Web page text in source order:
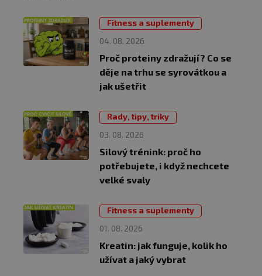
04. 08. 2026
Fitness a suplementy
Proč proteiny zdražují? Co se
děje na trhu se syrovátkou a
jak ušetřit
03. 08. 2026
Rady, tipy, triky
Silový trénink: proč ho
potřebujete, i když nechcete
velké svaly
01. 08. 2026
Fitness a suplementy
Kreatin: jak funguje, kolik ho
užívat a jaký vybrat